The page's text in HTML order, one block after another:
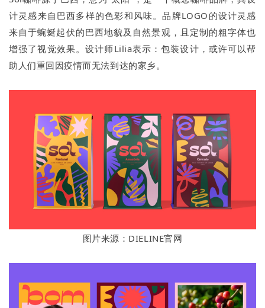
计灵感来自巴西多样的色彩和风味。品牌LOGO的设计灵感
来自于蜿蜒起伏的巴西地貌及自然景观，且定制的粗字体也
增强了视觉效果。设计师Lilia表示：包装设计，或许可以帮
助人们重回因疫情而无法到达的家乡。
图片来源：DIELINE官网